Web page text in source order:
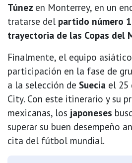
Túnez en Monterrey, en un
tratarse del partido número
trayectoria de las Copas del
Finalmente, el equipo
participación en la fase de
a la selección de Suecia el 25
City. Con este itinerario y su
mexicanas, los japoneses
superar su buen desempeño
cita del fútbol mundial.